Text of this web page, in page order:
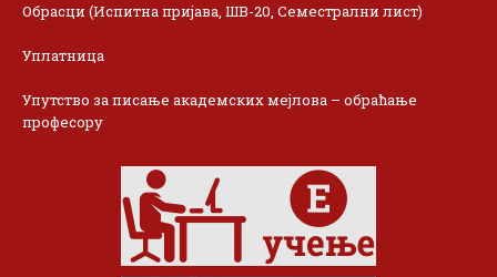
Обрасци (Испитна пријава, ШВ-20, Семестрални лист)
Уплатница
Упутство за писање академских мејлова – обраћање
професору